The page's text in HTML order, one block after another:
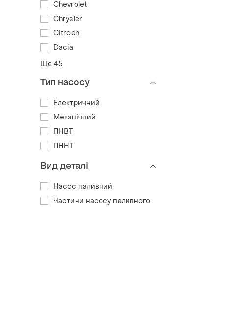
Chevrolet
Chrysler
Citroen
Dacia
Ще 45
Тип насосу
Електричний
Механічний
ПНВТ
ПННТ
Вид деталі
Насос паливний
Частини насосу паливного